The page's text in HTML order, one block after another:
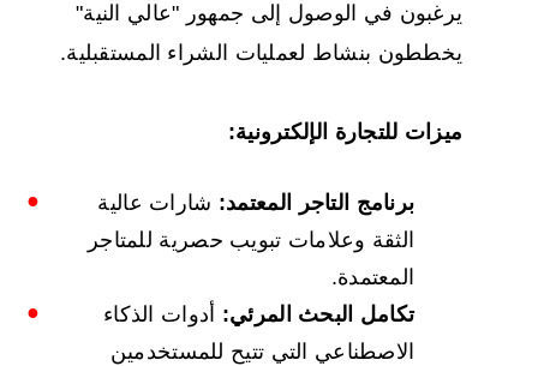
يرغبون في الوصول إلى جمهور "عالي النية"
يخططون بنشاط لعمليات الشراء المستقبلية.
ميزات للتجارة الإلكترونية:
برنامج التاجر المعتمد:شارات عالية
الثقة وعلامات تبويب حصرية للمتاجر
المعتمدة.
تكامل البحث المرئي:أدوات الذكاء
الاصطناعي التي تتيح للمستخدمين